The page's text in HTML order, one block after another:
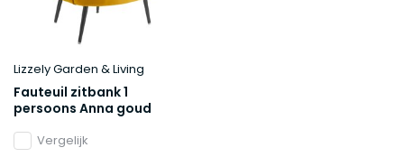
Lizzely Garden & Living
Fauteuil zitbank 1
persoons Anna goud
Vergelijk